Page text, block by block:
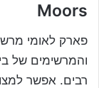
Moors
פארק לאומי
והמרשימים של
רבים. אפשר